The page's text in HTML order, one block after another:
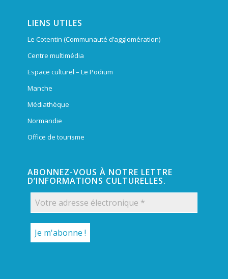
LIENS UTILES
Le Cotentin (Communauté d’agglomération)
Centre multimédia
Espace culturel – Le Podium
Manche
Médiathèque
Normandie
Office de tourisme
ABONNEZ-VOUS À NOTRE LETTRE
D’INFORMATIONS CULTURELLES.